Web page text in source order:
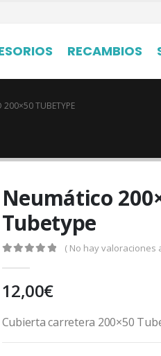
RECAMBIOS
200×50 TUBETYPE
Neumático
Tubetype
( No hay valoraciones
12,00€
Cubierta carretera 200×50